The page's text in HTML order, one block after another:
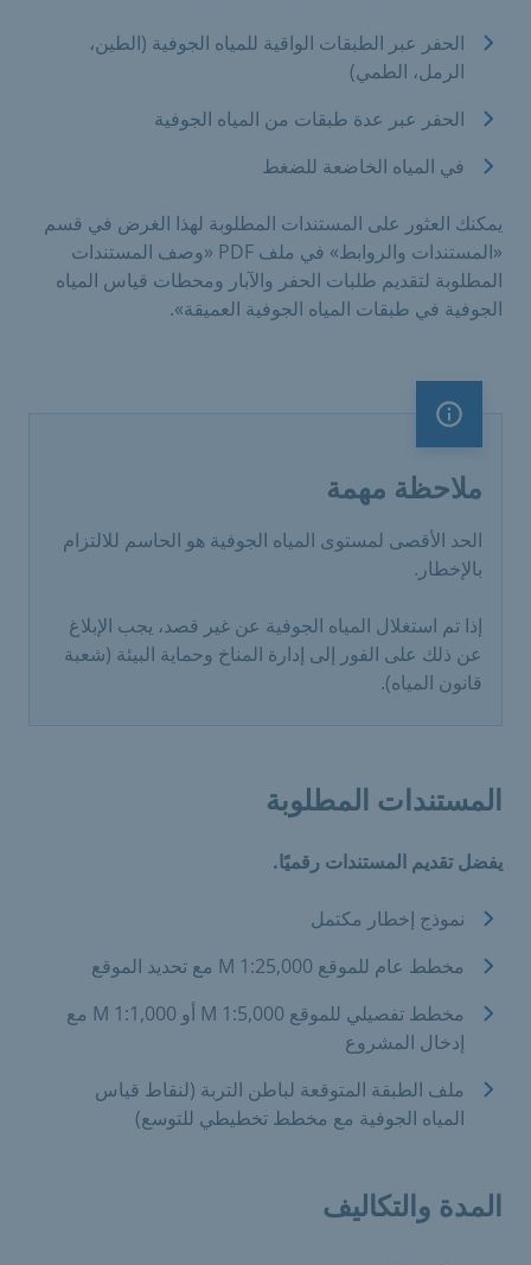
الحفر عبر الطبقات الواقية للمياه الجوفية (الطين،
الرمل، الطمي)
الحفر عبر عدة طبقات من المياه الجوفية
في المياه الخاضعة للضغط
يمكنك العثور على المستندات المطلوبة لهذا الغرض في قسم
«المستندات والروابط» في ملف PDF «وصف المستندات
المطلوبة لتقديم طلبات الحفر والآبار ومحطات قياس المياه
الجوفية في طبقات المياه الجوفية العميقة».
ملاحظة مهمة
ملاحظة مهمة
الحد الأقصى لمستوى المياه الجوفية هو الحاسم للالتزام
بالإخطار.
إذا تم استغلال المياه الجوفية عن غير قصد، يجب الإبلاغ
عن ذلك على الفور إلى إدارة المناخ وحماية البيئة (شعبة
قانون المياه).
المستندات المطلوبة
يفضل تقديم المستندات رقميًا.
نموذج إخطار مكتمل
مخطط عام للموقع M 1:25,000 مع تحديد الموقع
مخطط تفصيلي للموقع M 1:5,000 أو M 1:1,000 مع
إدخال المشروع
ملف الطبقة المتوقعة لباطن التربة (لنقاط قياس
المياه الجوفية مع مخطط تخطيطي للتوسع)
المدة والتكاليف